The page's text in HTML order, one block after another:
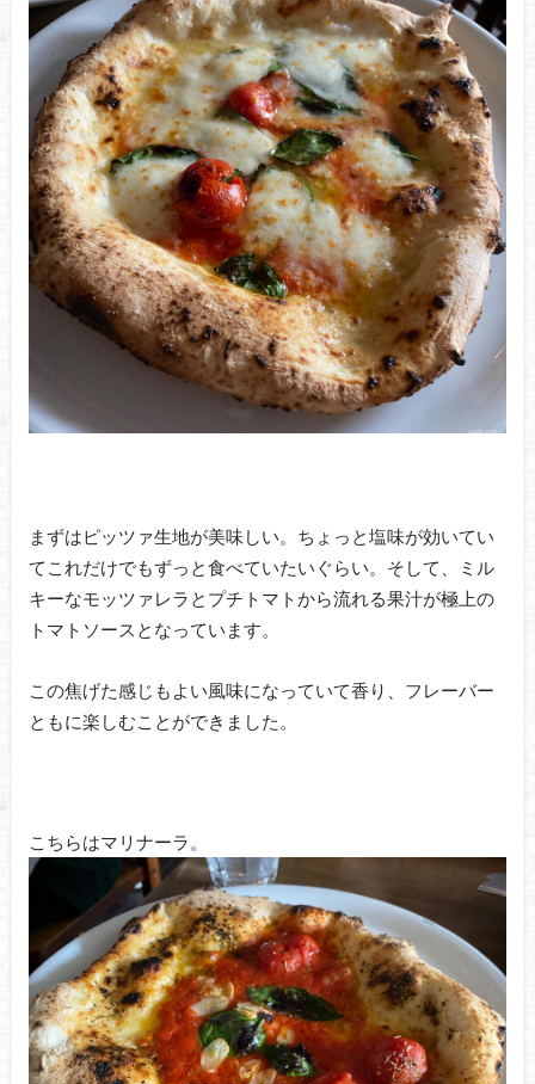
まずはピッツァ生地が美味しい。ちょっと塩味が効いてい
てこれだけでもずっと食べていたいぐらい。そして、ミル
キーなモッツァレラとプチトマトから流れる果汁が極上の
トマトソースとなっています。
この焦げた感じもよい風味になっていて香り、フレーバー
ともに楽しむことができました。
こちらはマリナーラ。